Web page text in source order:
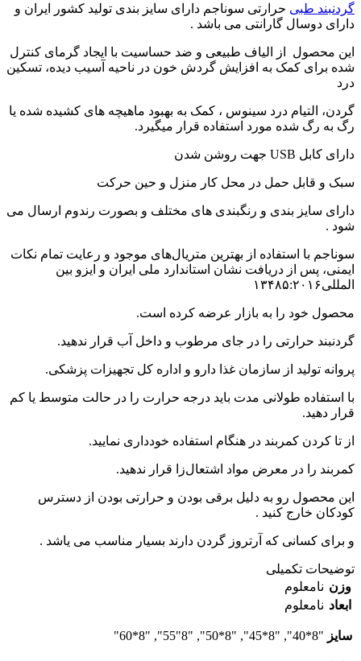
گردنبند طبی حرارتی سوناجم دارای سایز بندی تولید کشور ایران و
دارای دوسال گارانتی می باشد .
این محصول از الیاف طبیعی و ضد حساسیت با ایجاد گرمای کنترل
شده برای کمک به افزایش گردش خون در ناحیه آسیب دیده، تسکین
درد
گردن، التیام درد سینوس ، کمک به بهبود ماهیچه های کشیده شده یا
رگ به رگ شده مورد استفاده قرار میگیرد.
دارای کابل USB جهت روشن شدن
سبک و قابل حمل در محل کار منزل و حین حرکت
دارای سایز بندی و رنگبندی های مختلف و بصورت رندوم ارسال می
شود .
سوناجم با استفاده از بهترین متریال‌های موجود و رعایت تمام نکات
ایمنی، پس از دریافت نشان استاندارد ملی ایران و ایزو بین
المللی۱۳۴۸۵:۲۰۱۶
محصول خود را به بازار عرضه کرده است.
گردنبند حرارتی را در جای مرطوب و داخل آب قرار ندهید.
پروانه تولید از سازمان غذا دارو و اداره کل تجهیزات پزشکی.
با استفاده طولانی مدت باید درجه حرارت را در حالت متوسط یا کم
قرار دهید.
از تا کردن کمربند در هنگام استفاده خودداری نمایید.
کمربند را در معرض مواد اشتعال‌زا قرار ندهید.
این محصول رو به دلیل برقی بودن و حرارتی بودن از دسترس
کودکان خارج کنید .
و برای کسانی که آرتروز گردن دارند بسیار مناسب می یاشد .
توضیحات تکمیلی
وزن نامعلوم
ابعاد نامعلوم
سایز "8*40", "8*45", "8*50", "8"55", "8*60"